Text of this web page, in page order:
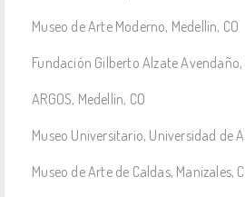
Museo de Arte Moderno, Medellín, CO
Fundación Gilberto Alzate Avendaño,
ARGOS, Medellín, CO
Museo Universitario, Universidad de
Museo de Arte de Caldas, Manizales,